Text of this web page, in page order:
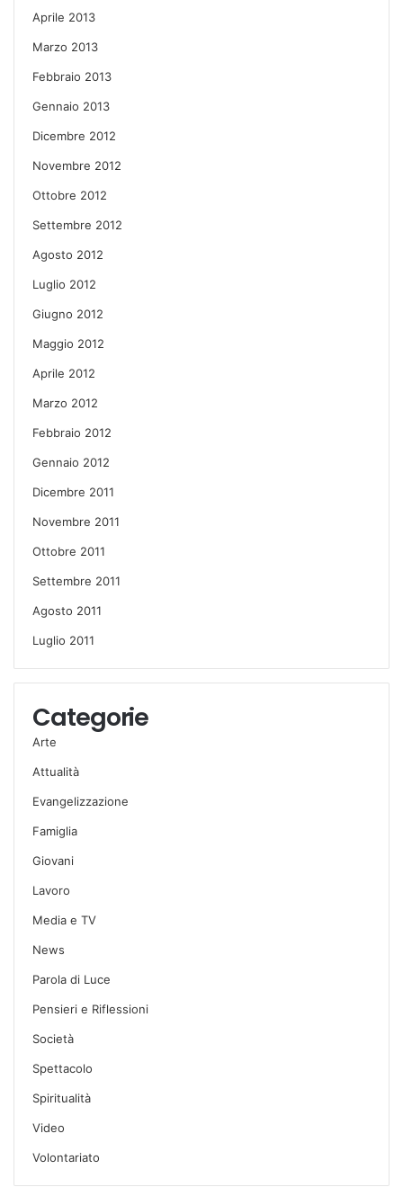
Aprile 2013
Marzo 2013
Febbraio 2013
Gennaio 2013
Dicembre 2012
Novembre 2012
Ottobre 2012
Settembre 2012
Agosto 2012
Luglio 2012
Giugno 2012
Maggio 2012
Aprile 2012
Marzo 2012
Febbraio 2012
Gennaio 2012
Dicembre 2011
Novembre 2011
Ottobre 2011
Settembre 2011
Agosto 2011
Luglio 2011
Categorie
Arte
Attualità
Evangelizzazione
Famiglia
Giovani
Lavoro
Media e TV
News
Parola di Luce
Pensieri e Riflessioni
Società
Spettacolo
Spiritualità
Video
Volontariato